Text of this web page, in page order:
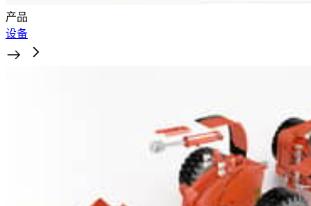
产品
设备